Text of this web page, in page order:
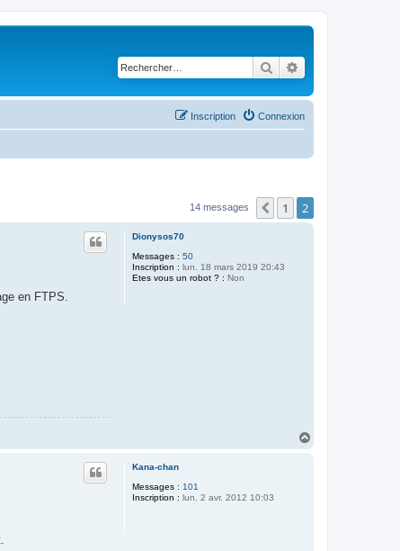
Rechercher
Connexion
Inscription
14 messages Précédent
1 2
Dionysos70
Messages : 50
Inscription : lun. 18 mars 2019 20:43
Etes vous un robot ? : Non
en FTPS.
Kana-chan
Messages : 101
Inscription : lun. 2 avr. 2012 10:03